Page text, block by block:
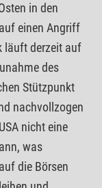
in den
einen Angriff
läuft derzeit auf
des
Stützpunkt
nachvollzogen
nicht eine
was
die Börsen